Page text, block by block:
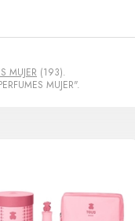
MUJER (193).
MUJER".